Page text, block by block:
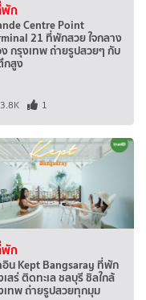
ก
Centre Point
21 ที่พักสวย ใจกลาง
ง กรุงเทพ ถ่ายรูปสวยๆ กับ
กสูง
3.8K 1
ก
อิน Kept Bangsaray ที่พัก
เสร่ ติดทะเล ชลบุรี ชิลใกล้
เทพ ถ่ายรูปสวยทุกมุม